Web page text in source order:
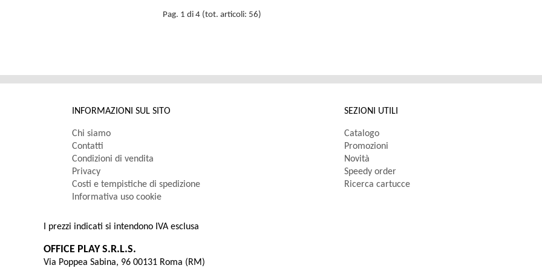
Pag. 1 di 4 (tot. articoli: 56)
INFORMAZIONI SUL SITO
Chi siamo
Contatti
Condizioni di vendita
Privacy
Costi e tempistiche di spedizione
Informativa uso cookie
SEZIONI UTILI
Catalogo
Promozioni
Novità
Speedy order
Ricerca cartucce
I prezzi indicati si intendono IVA esclusa
OFFICE PLAY S.R.L.S.
Via Poppea Sabina, 96 00131 Roma (RM)